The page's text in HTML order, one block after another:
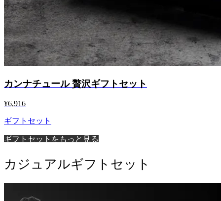
カンナチュール 贅沢ギフトセット
¥6,916
ギフトセット
ギフトセットをもっと見る
カジュアルギフトセット